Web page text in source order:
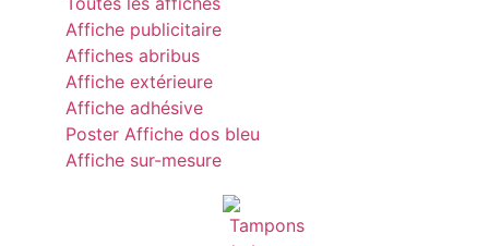
Affiche publicitaire
Affiches abribus
Affiche extérieure
Affiche adhésive
Poster Affiche dos bleu
Affiche sur-mesure